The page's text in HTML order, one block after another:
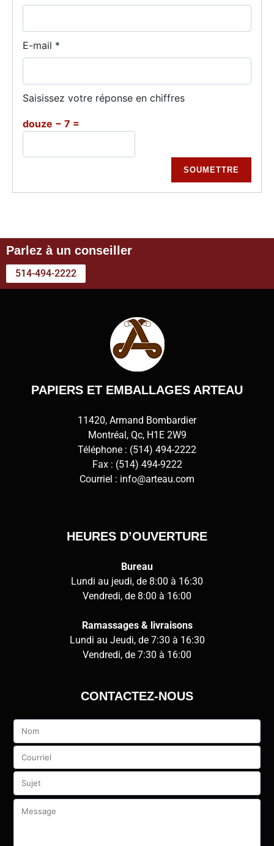
E-mail *
Saisissez votre réponse en chiffres
douze − 7 =
Parlez à un conseiller
514-494-2222
PAPIERS ET EMBALLAGES ARTEAU
11420, Armand Bombardier
Montréal, Qc, H1E 2W9
Téléphone : (514) 494-2222
Fax : (514) 494-9222
Courriel : info@arteau.com
HEURES D’OUVERTURE
Bureau
Lundi au jeudi, de 8:00 à 16:30
Vendredi, de 8:00 à 16:00
Ramassages & livraisons
Lundi au Jeudi, de 7:30 à 16:30
Vendredi, de 7:30 à 16:00
CONTACTEZ-NOUS
Veuillez